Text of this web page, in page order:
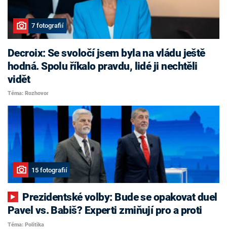
7 fotografií
Decroix: Se svoločí jsem byla na vládu ještě
hodná. Spolu říkalo pravdu, lidé ji nechtěli
vidět
Téma: Rozhovor
15 fotografií
Pavel vs. Babiš? Experti zmiňují pro a proti
Téma: Politika